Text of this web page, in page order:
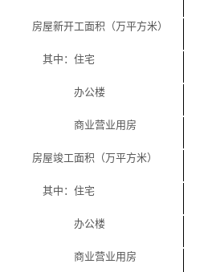
房屋新开工面积（万平方米）
其中：住宅
办公楼
商业营业用房
房屋竣工面积（万平方米）
其中：住宅
办公楼
商业营业用房